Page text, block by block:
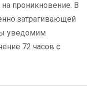
проникновение. В
затрагивающей
уведомим
72 часов с